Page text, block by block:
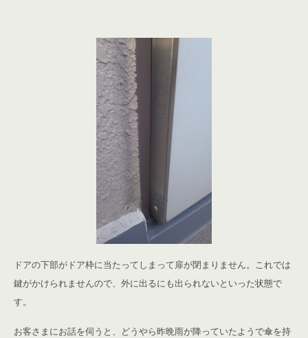
ドアの下部がドア枠に当たってしまって扉が閉まりません。これでは
鍵がかけられませんので、外に出るにも出られないといった状態で
す。
お客さまにお話を伺うと、どうやら昨晩雨が降っていたようで傘を持